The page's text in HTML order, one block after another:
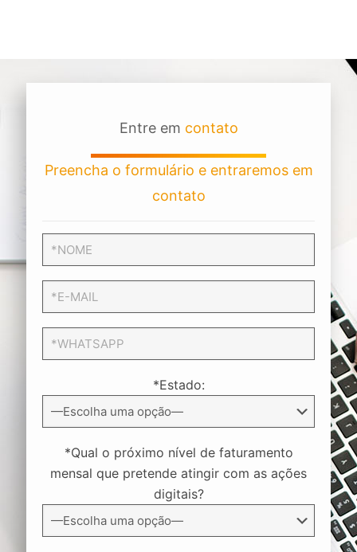
Entre em contato
Preencha o formulário e entraremos em
contato
*Estado:
*Qual o próximo nível de faturamento
mensal que pretende atingir com as ações
digitais?